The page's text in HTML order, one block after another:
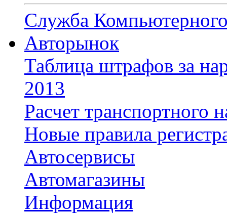
Служба
Авторынок
Таблица штрафов за
2013
Расчет транспортного
Новые правила
Автосервисы
Автомагазины
Информация